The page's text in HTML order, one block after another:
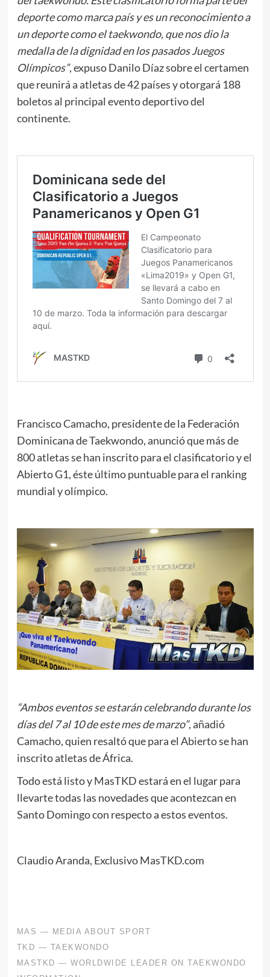
deporte como marca país y es un reconocimiento a
un deporte como el taekwondo, que nos dio la
medalla de la dignidad en los pasados Juegos
Olímpicos”, expuso Danilo Díaz sobre el certamen
que reunirá a atletas de 42 países y otorgará 188
boletos al principal evento deportivo del
continente.
Francisco Camacho, presidente de la Federación
Dominicana de Taekwondo, anunció que más de
800 atletas se han inscrito para el clasificatorio y el
Abierto G1, éste último puntuable para el ranking
mundial y olímpico.
“Ambos eventos se estarán celebrando durante los
días del 7 al 10 de este mes de marzo”, añadió
Camacho, quien resaltó que para el Abierto se han
inscrito atletas de África.
Todo está listo y MasTKD estará en el lugar para
llevarte todas las novedades que acontezcan en
Santo Domingo con respecto a estos eventos.
Claudio Aranda, Exclusivo MasTKD.com